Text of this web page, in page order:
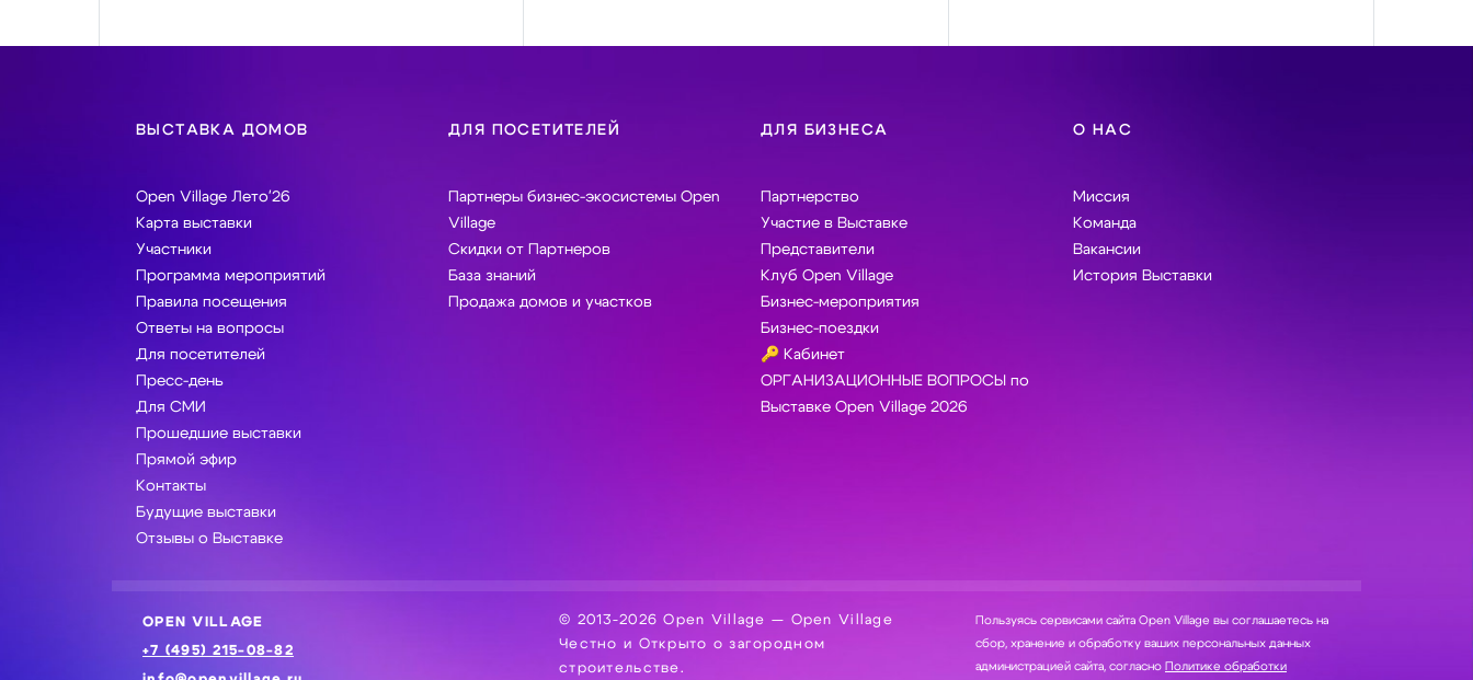
ВЫСТАВКА ДОМОВ
Open Village Лето'26
Карта выставки
Участники
Программа мероприятий
Правила посещения
Ответы на вопросы
Для посетителей
Пресс-день
Для СМИ
Прошедшие выставки
Прямой эфир
Контакты
Будущие выставки
Отзывы о Выставке
ДЛЯ ПОСЕТИТЕЛЕЙ
Партнеры бизнес-экосистемы Open
Village
Скидки от Партнеров
База знаний
Продажа домов и участков
ДЛЯ БИЗНЕСА
Партнерство
Участие в Выставке
Представители
Клуб Open Village
Бизнес-мероприятия
Бизнес-поездки
🔑 Кабинет
ОРГАНИЗАЦИОННЫЕ ВОПРОСЫ по
Выставке Open Village 2026
О НАС
Миссия
Команда
Вакансии
История Выставки
OPEN VILLAGE
+7 (495) 215-08-82
© 2013-2026 Open Village — Open Village
Честно и Открыто о загородном
строительстве.
Пользуясь сервисами сайта Open Village вы соглашаетесь на
сбор, хранение и обработку ваших персональных данных
администрацией сайта, согласно Политике обработки